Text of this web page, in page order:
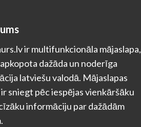
ir multifunkcionāla mājaslapa,
dažāda un noderīga
latviešu valodā. Mājaslapas
sniegt pēc iespējas vienkāršāku
informāciju par dažādām